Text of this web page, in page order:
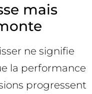
mais
ne signifie
la performance
progressent